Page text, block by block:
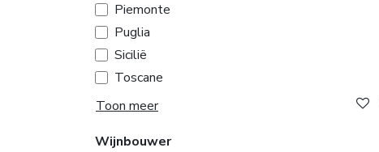
Piemonte
Puglia
Sicilië
Toscane
Toon meer
Wijnbouwer